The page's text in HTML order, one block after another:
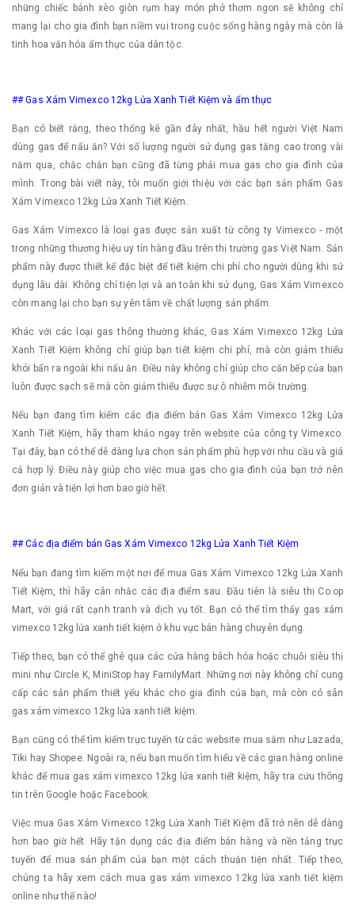
những chiếc bánh xèo giòn rụm hay món phở thơm ngon sẽ không chỉ
mang lại cho gia đình bạn niềm vui trong cuộc sống hàng ngày mà còn là
tinh hoa văn hóa ẩm thực của dân tộc.
## Gas Xám Vimexco 12kg Lửa Xanh Tiết Kiệm và ẩm thực
Bạn có biết rằng, theo thống kê gần đây nhất, hầu hết người Việt Nam
dùng gas để nấu ăn? Với số lượng người sử dụng gas tăng cao trong vài
năm qua, chắc chắn bạn cũng đã từng phải mua gas cho gia đình của
mình. Trong bài viết này, tôi muốn giới thiệu với các bạn sản phẩm Gas
Xám Vimexco 12kg Lửa Xanh Tiết Kiệm.
Gas Xám Vimexco là loại gas được sản xuất từ công ty Vimexco - một
trong những thương hiệu uy tín hàng đầu trên thị trường gas Việt Nam. Sản
phẩm này được thiết kế đặc biệt để tiết kiệm chi phí cho người dùng khi sử
dụng lâu dài. Không chỉ tiện lợi và an toàn khi sử dụng, Gas Xám Vimexco
còn mang lại cho bạn sự yên tâm về chất lượng sản phẩm.
Khác với các loại gas thông thường khác, Gas Xám Vimexco 12kg Lửa
Xanh Tiết Kiệm không chỉ giúp bạn tiết kiệm chi phí, mà còn giảm thiểu
khói bẩn ra ngoài khi nấu ăn. Điều này không chỉ giúp cho căn bếp của bạn
luôn được sạch sẽ mà còn giảm thiểu được sự ô nhiễm môi trường.
Nếu bạn đang tìm kiếm các địa điểm bán Gas Xám Vimexco 12kg Lửa
Xanh Tiết Kiệm, hãy tham khảo ngay trên website của công ty Vimexco.
Tại đây, bạn có thể dễ dàng lựa chọn sản phẩm phù hợp với nhu cầu và giá
cả hợp lý. Điều này giúp cho việc mua gas cho gia đình của bạn trở nên
đơn giản và tiện lợi hơn bao giờ hết.
## Các địa điểm bán Gas Xám Vimexco 12kg Lửa Xanh Tiết Kiệm
Nếu bạn đang tìm kiếm một nơi để mua Gas Xám Vimexco 12kg Lửa Xanh
Tiết Kiệm, thì hãy cân nhắc các địa điểm sau. Đầu tiên là siêu thị Co.op
Mart, với giá rất cạnh tranh và dịch vụ tốt. Bạn có thể tìm thấy gas xám
vimexco 12kg lửa xanh tiết kiệm ở khu vực bán hàng chuyên dụng.
Tiếp theo, bạn có thể ghé qua các cửa hàng bách hóa hoặc chuỗi siêu thị
mini như Circle K, MiniStop hay FamilyMart. Những nơi này không chỉ cung
cấp các sản phẩm thiết yếu khác cho gia đình của bạn, mà còn có sẵn
gas xám vimexco 12kg lửa xanh tiết kiệm.
Bạn cũng có thể tìm kiếm trực tuyến từ các website mua sắm như Lazada,
Tiki hay Shopee. Ngoài ra, nếu bạn muốn tìm hiểu về các gian hàng online
khác để mua gas xám vimexco 12kg lửa xanh tiết kiệm, hãy tra cứu thông
tin trên Google hoặc Facebook.
Việc mua Gas Xám Vimexco 12kg Lửa Xanh Tiết Kiệm đã trở nên dễ dàng
hơn bao giờ hết. Hãy tận dụng các địa điểm bán hàng và nền tảng trực
tuyến để mua sản phẩm của bạn một cách thuận tiện nhất. Tiếp theo,
chúng ta hãy xem cách mua gas xám vimexco 12kg lửa xanh tiết kiệm
online như thế nào!